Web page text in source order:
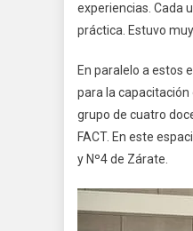
experiencias. Cada
práctica. Estuvo
En paralelo a estos
para la
grupo de cuatro
FACT. En este
y Nº4 de Zárate.